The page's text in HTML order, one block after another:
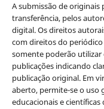
A submissão de originais
transferência, pelos
digital. Os direitos
com direitos do
somente poderão
publicações indicando
publicação original. Em
aberto, permite-se o uso
educacionais e